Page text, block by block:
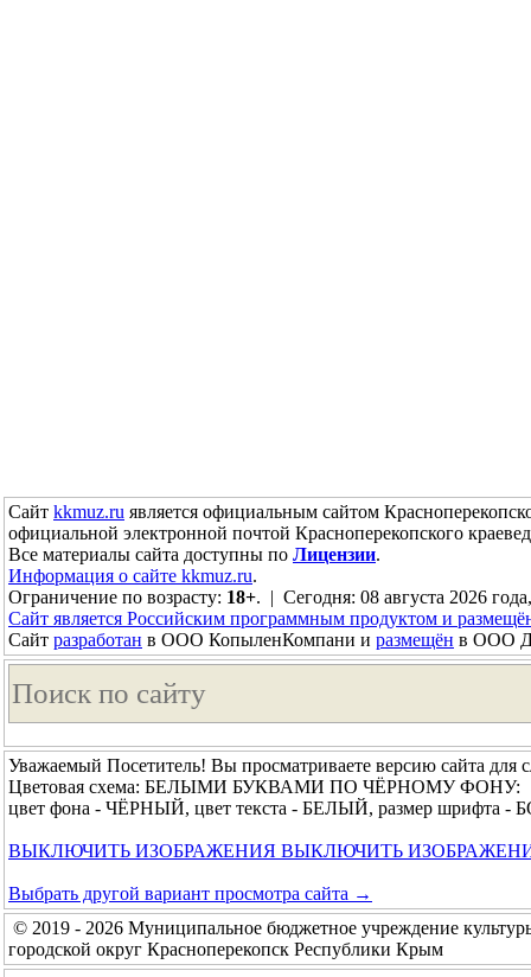
Сайт kkmuz.ru является официальным сайтом
официальной электронной почтой Красноперекопского
Все материалы сайта доступны по Лицензии.
Информация о сайте kkmuz.ru.
Ограничение по возрасту: 18+. | Сегодня: 08 августа 2026
Сайт является Российским программным продуктом и
Сайт разработан в ООО КопыленКомпани и размещён в ООО
Уважаемый Посетитель! Вы просматриваете версию сайта для
Цветовая схема: БЕЛЫМИ БУКВАМИ ПО ЧЁРНОМУ ФОНУ:
цвет фона - ЧЁРНЫЙ, цвет текста - БЕЛЫЙ, размер шрифта
ВЫКЛЮЧИТЬ ИЗОБРАЖЕНИЯ ВЫКЛЮЧИТЬ
Выбрать другой вариант просмотра сайта →
© 2019 - 2026 Муниципальное бюджетное учреждение
городской округ Красноперекопск Республики Крым